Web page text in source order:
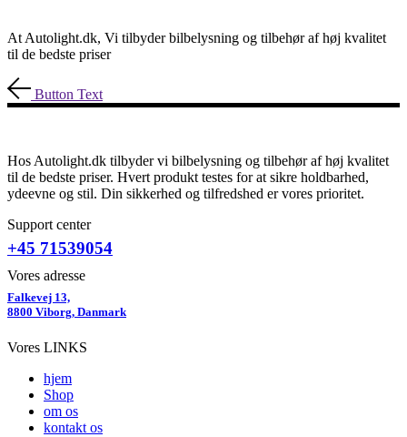
At Autolight.dk, Vi tilbyder bilbelysning og tilbehør af høj kvalitet
til de bedste priser
Button Text
Hos Autolight.dk tilbyder vi bilbelysning og tilbehør af høj kvalitet
til de bedste priser. Hvert produkt testes for at sikre holdbarhed,
ydeevne og stil. Din sikkerhed og tilfredshed er vores prioritet.
Support center
+45 71539054
Vores adresse
Falkevej 13,
8800 Viborg, Danmark
Vores LINKS
hjem
Shop
om os
kontakt os